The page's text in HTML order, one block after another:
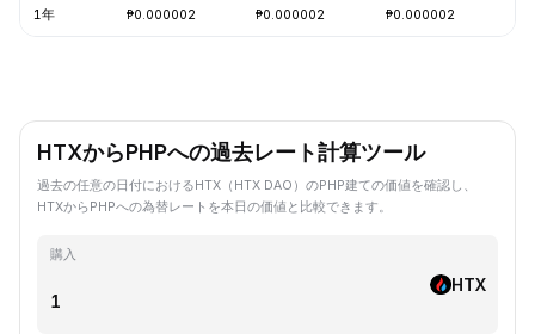
1年 ₱0.000002 ₱0.000002 ₱0.000002
HTXからPHPへの過去レート計算ツール
過去の任意の日付におけるHTX（HTX DAO）のPHP建ての価値を確認し、
HTXからPHPへの為替レートを本日の価値と比較できます。
購入
HTX